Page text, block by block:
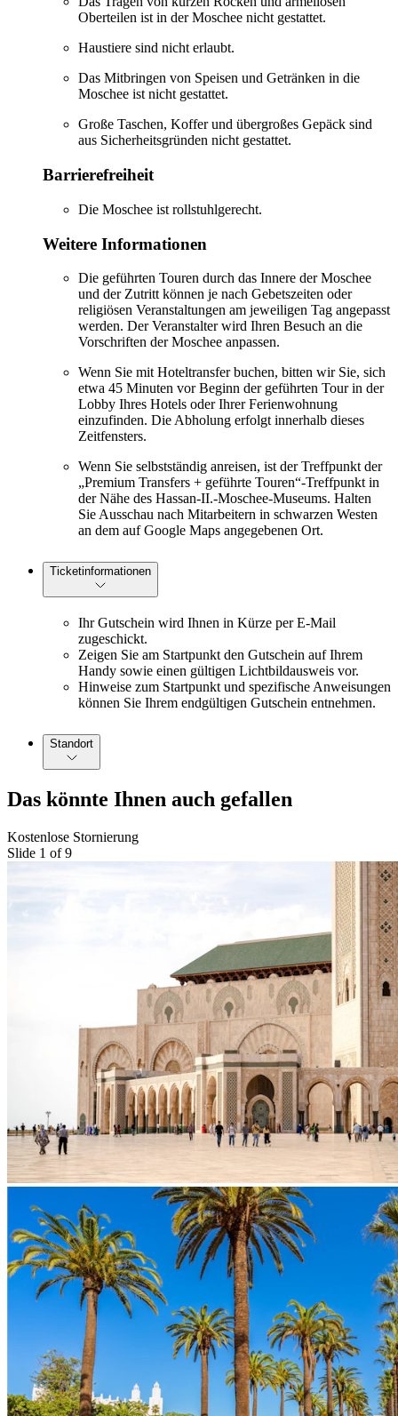
Oberteilen ist in der Moschee nicht gestattet.
Haustiere sind nicht erlaubt.
Das Mitbringen von Speisen und Getränken in die
Moschee ist nicht gestattet.
Große Taschen, Koffer und übergroßes Gepäck sind
aus Sicherheitsgründen nicht gestattet.
Barrierefreiheit
Die Moschee ist rollstuhlgerecht.
Weitere Informationen
Die geführten Touren durch das Innere der Moschee
und der Zutritt können je nach Gebetszeiten oder
religiösen Veranstaltungen am jeweiligen Tag angepasst
werden. Der Veranstalter wird Ihren Besuch an die
Vorschriften der Moschee anpassen.
Wenn Sie mit Hoteltransfer buchen, bitten wir Sie, sich
etwa 45 Minuten vor Beginn der geführten Tour in der
Lobby Ihres Hotels oder Ihrer Ferienwohnung
einzufinden. Die Abholung erfolgt innerhalb dieses
Zeitfensters.
Wenn Sie selbstständig anreisen, ist der Treffpunkt der
„Premium Transfers + geführte Touren“-Treffpunkt in
der Nähe des Hassan-II.-Moschee-Museums. Halten
Sie Ausschau nach Mitarbeitern in schwarzen Westen
an dem auf Google Maps angegebenen Ort.
Ticketinformationen
Ihr Gutschein wird Ihnen in Kürze per E-Mail
zugeschickt.
Zeigen Sie am Startpunkt den Gutschein auf Ihrem
Handy sowie einen gültigen Lichtbildausweis vor.
Hinweise zum Startpunkt und spezifische Anweisungen
können Sie Ihrem endgültigen Gutschein entnehmen.
Standort
Das könnte Ihnen auch gefallen
Kostenlose Stornierung
Slide 1 of 9